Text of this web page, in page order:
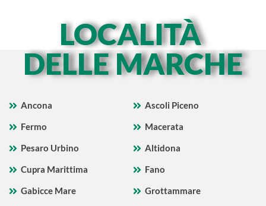
LOCALITÀ
DELLE MARCHE
Ancona
Ascoli Piceno
Fermo
Macerata
Pesaro Urbino
Altidona
Cupra Marittima
Fano
Gabicce Mare
Grottammare